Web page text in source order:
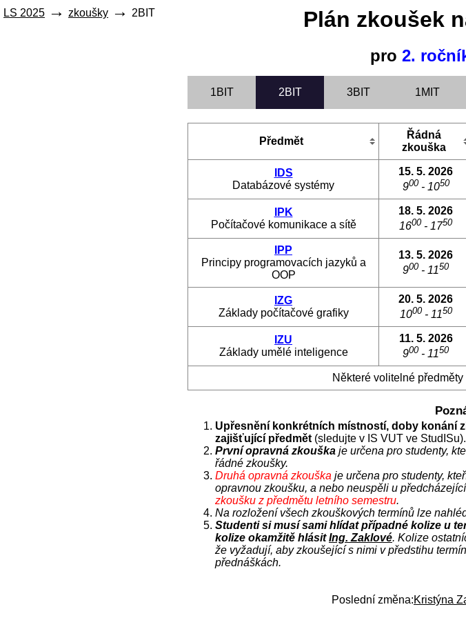
LS 2025 zkoušky 2BIT Plán zkoušek
pro 2.
1BIT 2BIT 3BIT 1MIT
Předmět
Řádná
zkouška
IDS
Databázové systémy
15. 5. 2026
900- 1050
IPK
Počítačové komunikace a sítě
18. 5. 2026
1600 - 1750
IPP
Principy programovacích jazyků a
OOP
13. 5. 2026
900 - 1150
IZG
Základy počítačové grafiky
20. 5. 2026
1000- 1150
IZU
Základy umělé inteligence
11. 5. 2026
900 - 1150
Některé volitelné
Upřesnění konkrétních místností, doby konání
zajišťující předmět (sledujte v IS VUT ve StudISu).
První opravná zkouška je určena pro studenty,
řádné zkoušky.
Druhá opravná zkouška je určena pro studenty,
opravnou zkoušku, a nebo neuspěli u
zkoušku z předmětu letního semestru.
Na rozložení všech zkouškových termínů lze
Studenti si musí sami hlídat případné kolize u
kolize okamžitě hlásitIng. Zaklové. Kolize
že vyžadují, aby zkoušející s nimi v předstihu
přednáškách.
Poslední změna:Kristýna